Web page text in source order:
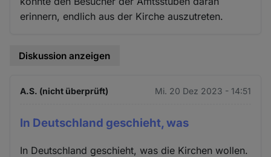
erinnern, endlich aus der Kirche auszutreten.
Diskussion anzeigen
A.S. (nicht überprüft) Mi. 20 Dez 2023 - 14:51
In Deutschland geschieht, was
In Deutschland geschieht, was die Kirchen wollen.